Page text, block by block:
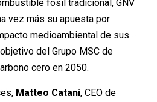
fósil tradicional, GNV
vez más su apuesta por
medioambiental de sus
del Grupo MSC de
cero en 2050.
Matteo Catani, CEO de